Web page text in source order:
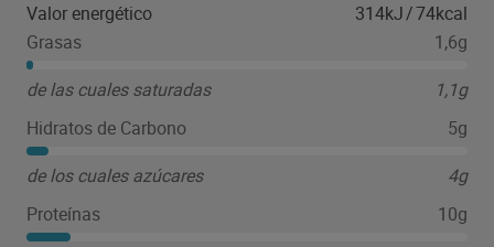
Valor energético 314kJ/74kcal
Grasas
1,6g
de las cuales saturadas
1,1g
Hidratos de Carbono
5g
de los cuales azúcares
4g
Proteínas
10g